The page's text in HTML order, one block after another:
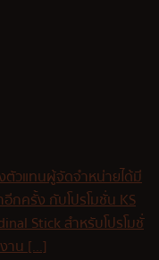
ตัวแทนผู้จัดจำหน่ายได้มี
กครั้ง กับโปรโมชั่น KS
Stick สำหรับโปรโมชั่
าน [...]